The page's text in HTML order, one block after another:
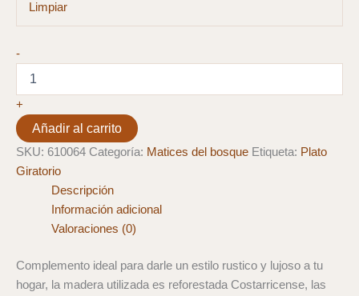
Limpiar
-Plato
Giratorio
Madera
y
Resina
18"
cantidad
+
Añadir al carrito
SKU: 610064 Categoría: Matices del bosque Etiqueta: Plato
Giratorio
Descripción
Información adicional
Valoraciones (0)
Complemento ideal para darle un estilo rustico y lujoso a tu
hogar, la madera utilizada es reforestada Costarricense, las